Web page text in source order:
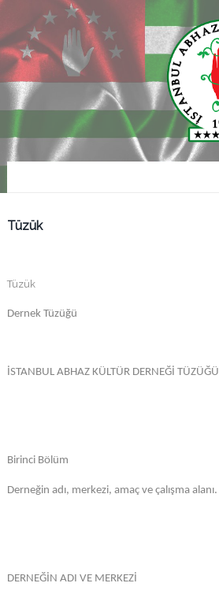
Tüzük
Tüzük
Dernek Tüzüğü
İSTANBUL ABHAZ KÜLTÜR DERNEĞİ TÜZÜĞÜ
Birinci Bölüm
Derneğin adı, merkezi, amaç ve çalışma alanı.
DERNEĞİN ADI VE MERKEZİ